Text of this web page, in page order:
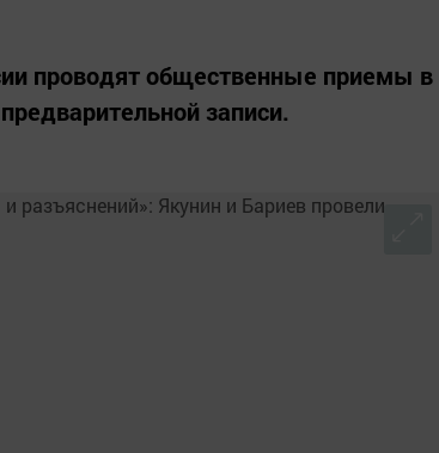
проводят общественные приемы в
записи.